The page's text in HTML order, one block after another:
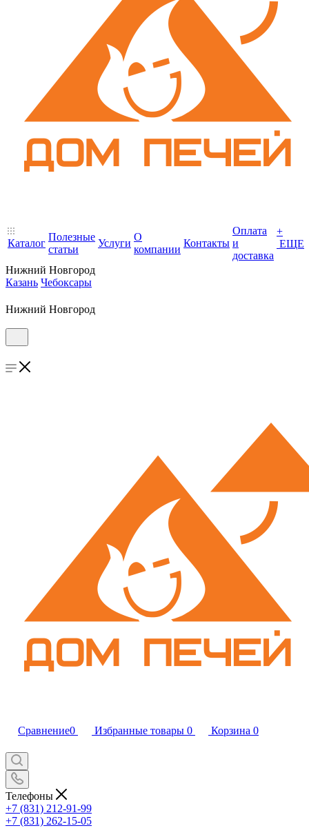
Каталог
Полезные
статьи
Услуги
О
компании
Контакты
Оплата
и
доставка
+
ЕЩЕ
Нижний Новгород
Казань Чебоксары
Нижний Новгород
Сравнение0 Избранные товары 0 Корзина 0
Телефоны
+7 (831) 212-91-99
+7 (831) 262-15-05